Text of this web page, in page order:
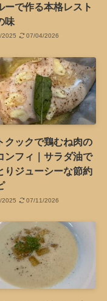
ーで作る本格レスト
味
2025 07/04/2026
クックで鶏むね肉の
ンフィ｜サラダ油で
りジューシーな節約
2025 07/11/2026